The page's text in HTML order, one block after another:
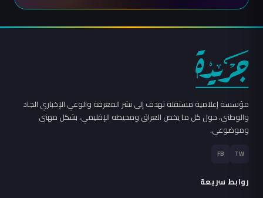
مؤسسة إعلامية مستقلة تهدف إلى نشر المعرفة والوعي الإخباري الجاد
والوطني، حول كل ما يخص العراق ومحيطه الإقليمي، بشكل مهني
وموضوعي.
TW
FB
روابط سريعة